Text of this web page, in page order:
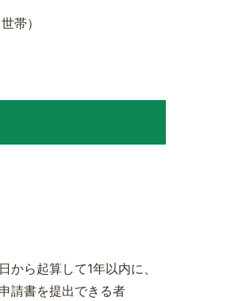
帯）
ら起算して1年以内に、
請書を提出できる者